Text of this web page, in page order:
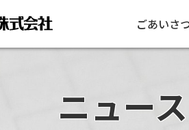
ごあいさ
ニュー